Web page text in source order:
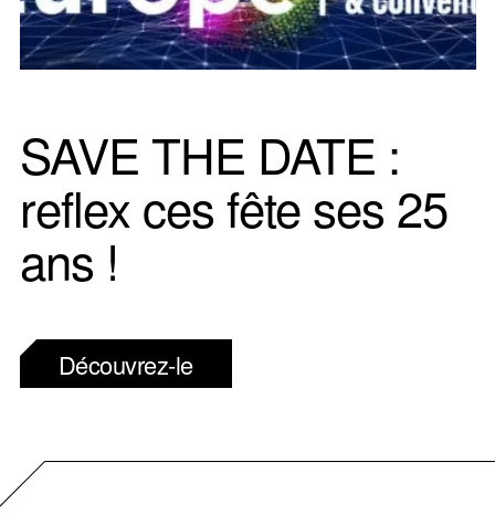
SAVE THE DATE :
reflex ces fête ses 25
ans !
Découvrez-le